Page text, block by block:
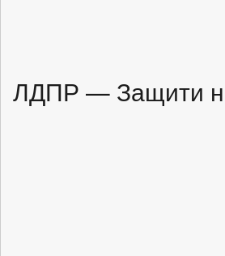
ЛДПР — Защити